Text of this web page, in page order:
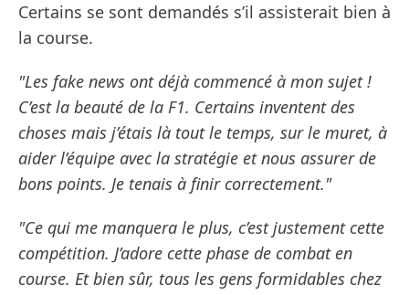
Certains se sont demandés s’il assisterait bien à
la course.
"Les fake news ont déjà commencé à mon sujet !
C’est la beauté de la F1. Certains inventent des
choses mais j’étais là tout le temps, sur le muret, à
aider l’équipe avec la stratégie et nous assurer de
bons points. Je tenais à finir correctement."
"Ce qui me manquera le plus, c’est justement cette
compétition. J’adore cette phase de combat en
course. Et bien sûr, tous les gens formidables chez